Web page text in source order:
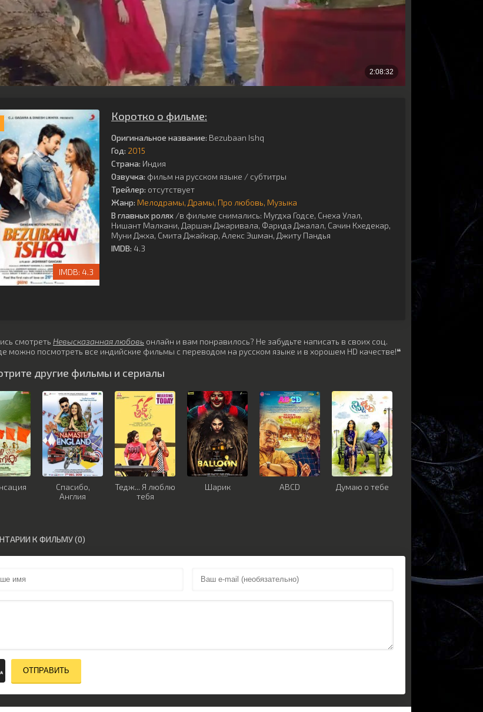
4.3
Коротко о фильме:
Оригинальное название: Bezubaan Ishq
Год: 2015
Страна: Индия
Озвучка: фильм на русском языке / субтитры
Трейлер: отсутствует
Жанр: Мелодрамы Драмы Про любовь Музыка
В главных ролях /в фильме снимались: Мугдха Годсе, Снеха Улал,
Нишант Малкани, Даршан Джаривала, Фарида Джалал, Сачин Кхедекар,
Муни Джха, Смита Джайкар, Алекс Эшман, Джиту Пандья
IMDB: 4.3
смотреть Невысказанная любовь онлайн и вам понравилось? Не забудьте написать в своих соц.
можно посмотреть все индийские фильмы с переводом на русском языке и в хорошем HD качестве!❝
другие фильмы и сериалы
Спасибо,
Англия
Тедж... Я люблю
тебя
Шарик ABCD Думаю о тебе
К ФИЛЬМУ (0)
ОТПРАВИТЬ